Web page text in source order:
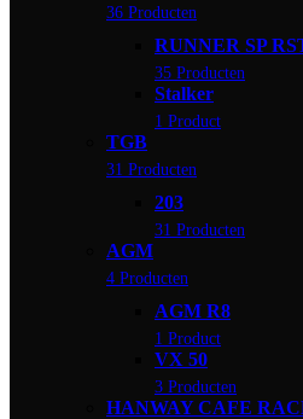
36 Producten
RUNNER SP
35 Producten
Stalker
1 Product
TGB
31 Producten
203
31 Producten
AGM
4 Producten
AGM R8
1 Product
VX 50
3 Producten
HANWAY CAFE